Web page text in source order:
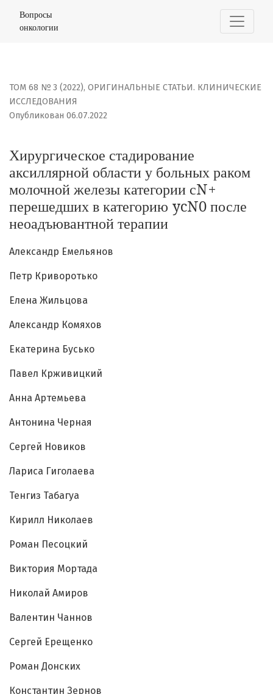
Хирургическое стадирование аксиллярной области
Вопросы
онкологии
ТОМ 68 № 3 (2022), ОРИГИНАЛЬНЫЕ СТАТЬИ. КЛИНИЧЕСКИЕ
ИССЛЕДОВАНИЯ
Хирургическое стадирование
аксиллярной области у больных раком
молочной железы категории сN+
перешедших в категорию ycN0 после
неоадъювантной терапии
Опубликован 06.07.2022
Александр Емельянов
Петр Криворотько
Елена Жильцова
Александр Комяхов
Екатерина Бусько
Павел Крживицкий
Анна Артемьева
Антонина Черная
Сергей Новиков
Лариса Гиголаева
Тенгиз Табагуа
Кирилл Николаев
Роман Песоцкий
Виктория Мортада
Николай Амиров
Валентин Чаннов
Сергей Ерещенко
Роман Донских
Константин Зернов